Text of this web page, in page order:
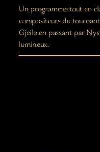
Un programme tout en
compositeurs du
Gjeilo en passant par
lumineux.